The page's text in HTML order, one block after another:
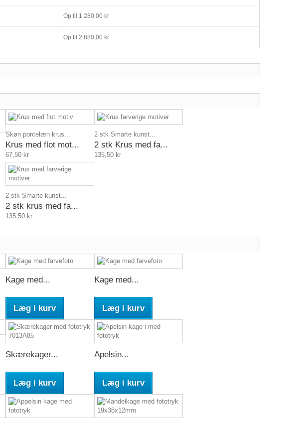
Op til 1 280,00 kr
Op til 2 880,00 kr
Skøn porcelæn krus...
Krus med flot mot...
67,50 kr
2 stk Smarte kunst...
2 stk Krus med fa...
135,50 kr
2 stk Smarte kunst...
2 stk krus med fa...
135,50 kr
Kage med...
Læg i kurv
Kage med...
Læg i kurv
Skærekager...
Læg i kurv
Apelsin...
Læg i kurv